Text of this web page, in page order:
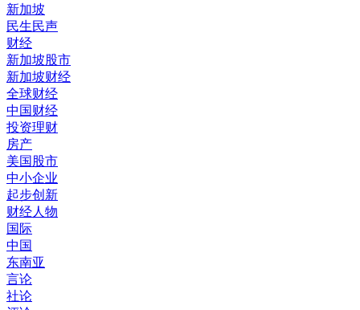
新加坡
民生民声
财经
新加坡股市
新加坡财经
全球财经
中国财经
投资理财
房产
美国股市
中小企业
起步创新
财经人物
国际
中国
东南亚
言论
社论